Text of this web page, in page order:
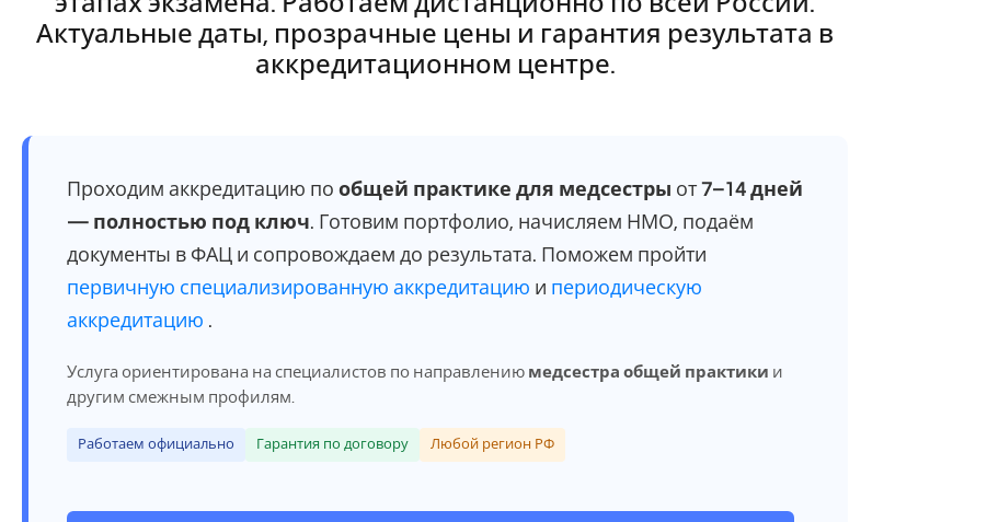
Актуальные даты, прозрачные цены и гарантия результата в
аккредитационном центре.
Проходим аккредитацию по общей практике для медсестры от 7–14 дней
— полностью под ключ. Готовим портфолио, начисляем НМО, подаём
документы в ФАЦ и сопровождаем до результата. Поможем пройти
первичную специализированную аккредитацию и периодическую
аккредитацию .
Услуга ориентирована на специалистов по направлению медсестра общей практики и
другим смежным профилям.
Работаем официально Гарантия по договору Любой регион РФ